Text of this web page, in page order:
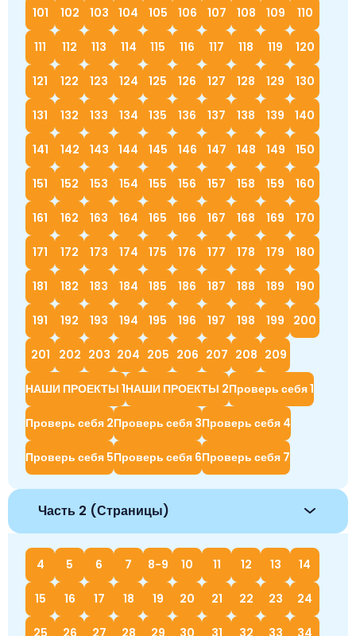
101 102 103 104 105 106 107 108 109 110
111 112 113 114 115 116 117 118 119 120
121 122 123 124 125 126 127 128 129 130
131 132 133 134 135 136 137 138 139 140
141 142 143 144 145 146 147 148 149 150
151 152 153 154 155 156 157 158 159 160
161 162 163 164 165 166 167 168 169 170
171 172 173 174 175 176 177 178 179 180
181 182 183 184 185 186 187 188 189 190
191 192 193 194 195 196 197 198 199 200
201 202 203 204 205 206 207 208 209
НАШИ ПРОЕКТЫ 1НАШИ ПРОЕКТЫ 2Проверь себя 1
Проверь себя 2Проверь себя 3Проверь себя 4
Проверь себя 5Проверь себя 6Проверь себя 7
Часть 2 (Страницы)
4 5 6 7 8-9 10 11 12 13 14
15 16 17 18 19 20 21 22 23 24
25 26 27 28 29 30 31 32 33 34